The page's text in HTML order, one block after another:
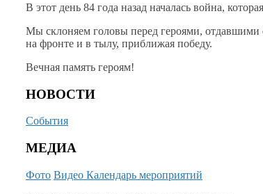
В этот день 84 года назад началась война,
Мы склоняем головы перед героями, отдавшими
на фронте и в тылу, приближая победу.
Вечная память героям!
НОВОСТИ
События
МЕДИА
Фото Видео Календарь мероприятий